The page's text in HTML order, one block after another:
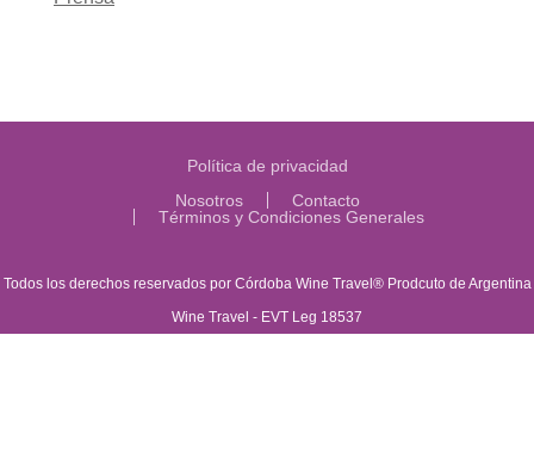
Política de privacidad
Nosotros
Contacto
Términos y Condiciones Generales